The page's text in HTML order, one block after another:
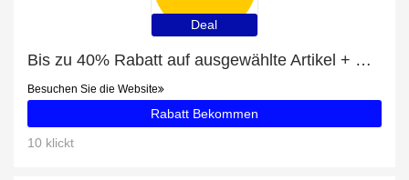
Deal
Bis zu 40% Rabatt auf ausgewählte Artikel + Nachfüllpackungen Körperpflege mit 20% Rabatt
Besuchen Sie die Website
Rabatt Bekommen
10 klickt